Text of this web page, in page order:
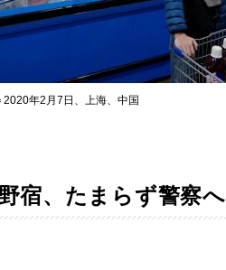
2020年2月7日、上海、中国
宿、たまらず警察へ